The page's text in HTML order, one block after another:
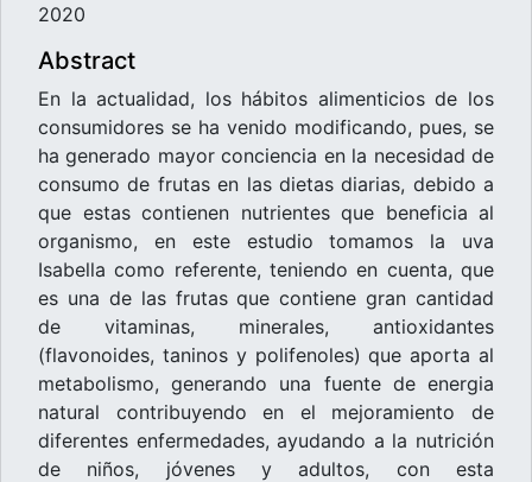
2020
Abstract
En la actualidad, los hábitos alimenticios de los
consumidores se ha venido modificando, pues, se
ha generado mayor conciencia en la necesidad de
consumo de frutas en las dietas diarias, debido a
que estas contienen nutrientes que beneficia al
organismo, en este estudio tomamos la uva
Isabella como referente, teniendo en cuenta, que
es una de las frutas que contiene gran cantidad
de vitaminas, minerales, antioxidantes
(flavonoides, taninos y polifenoles) que aporta al
metabolismo, generando una fuente de energia
natural contribuyendo en el mejoramiento de
diferentes enfermedades, ayudando a la nutrición
de niños, jóvenes y adultos, con esta